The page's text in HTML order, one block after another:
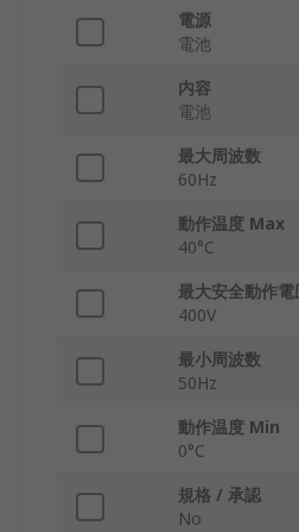
電源
電池
内容
電池
最大周波数
60Hz
動作温度 Max
40°C
最大安全動作電
400V
最小周波数
50Hz
動作温度 Min
0°C
規格 / 承認
No